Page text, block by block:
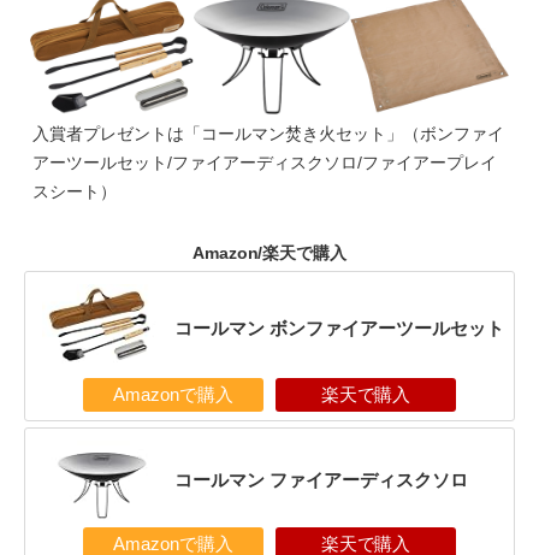
入賞者プレゼントは「コールマン焚き火セット」（ボンファイ
アーツールセット/ファイアーディスクソロ/ファイアープレイ
スシート）
Amazon/楽天で購入
コールマン ボンファイアーツールセット
Amazonで購入 楽天で購入
コールマン ファイアーディスクソロ
Amazonで購入 楽天で購入